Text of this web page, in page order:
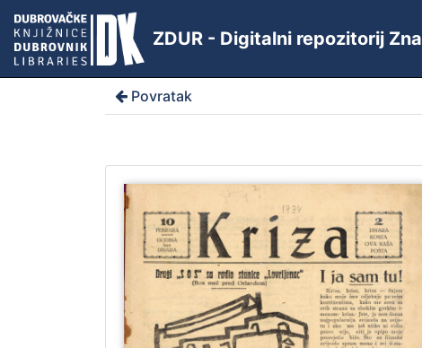
ZDUR - Digitalni repozitorij
Povratak